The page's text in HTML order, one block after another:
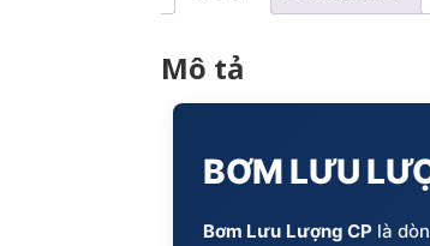
Mô tả
BƠM LƯU
Bơm Lưu Lượng CP là